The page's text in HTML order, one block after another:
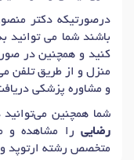
درصورتیکه دکتر
باشند شما می توانید
کنید و همچنین در
منزل و از طریق تلفن
و مشاوره پزشکی
شما همچنین می‌توانید
رضایی را مشاهده و
متخصص رشته ارتوپد